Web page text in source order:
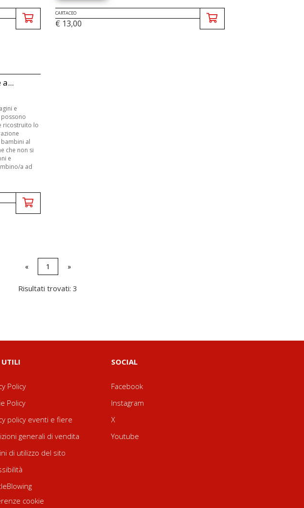
CARTACEO
€ 13,00
e
ricostruito lo
al
che non si
e
a ad
« 1 »
Risultati trovati: 3
Policy
Policy
policy eventi e fiere
generali di vendita
di utilizzo del sito
cookie
SOCIAL
Facebook
Instagram
X
Youtube